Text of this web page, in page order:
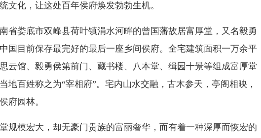
文化，让这处百年侯府焕发勃勃生机。
省娄底市双峰县荷叶镇涓水河畔的曾国藩故居富厚堂，又名毅勇
国目前保存最完好的最后一座乡间侯府。全宅建筑面积一万余平
云馆、毅勇侯第前门、藏书楼、八本堂、缉园十景等组成富厚堂
地百姓称之为“宰相府”。宅内山水交融，古木参天，亭阁相映，
府园林。
规模宏大，却无豪门贵族的富丽奢华，而有着一种深厚而恢宏的